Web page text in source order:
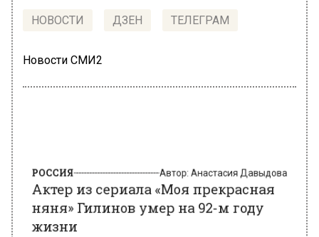
НОВОСТИ ДЗЕН ТЕЛЕГРАМ
Новости СМИ2
няня» Гилинов умер на 92-м году
жизни